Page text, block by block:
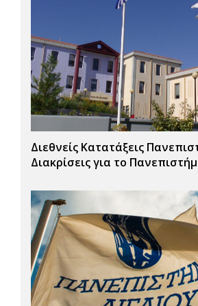
Διεθνείς Κατατάξεις
Διακρίσεις για το